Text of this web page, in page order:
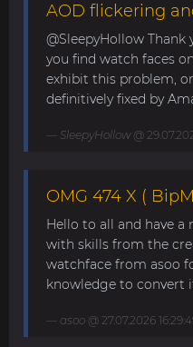
AOD flickering
@SleepyHollow
you find watch faces
exhibit this problem,
definitively fixed by
SleepyHollow@
OMG 474 X (
Hello to all and have a
with skills from the
watchface from asoo
knowledge to convert
asoo @ 27.07.2026